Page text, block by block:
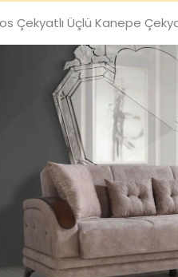
Çekyatlı Üçlü Kanepe